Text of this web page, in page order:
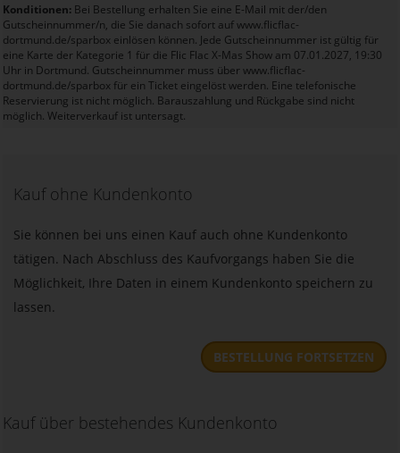
Konditionen: Bei Bestellung erhalten Sie eine E-Mail mit der/den
Gutscheinnummer/n, die Sie danach sofort auf www.flicflac-
dortmund.de/sparbox einlösen können. Jede Gutscheinnummer ist gültig für
eine Karte der Kategorie 1 für die Flic Flac X-Mas Show am 07.01.2027, 19:30
Uhr in Dortmund. Gutscheinnummer muss über www.flicflac-
dortmund.de/sparbox für ein Ticket eingelöst werden. Eine telefonische
Reservierung ist nicht möglich. Barauszahlung und Rückgabe sind nicht
möglich. Weiterverkauf ist untersagt.
Kauf ohne Kundenkonto
Sie können bei uns einen Kauf auch ohne Kundenkonto
tätigen. Nach Abschluss des Kaufvorgangs haben Sie die
Möglichkeit, Ihre Daten in einem Kundenkonto speichern zu
lassen.
BESTELLUNG FORTSETZEN
Kauf über bestehendes Kundenkonto